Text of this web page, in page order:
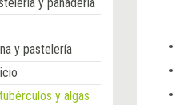
y pastelería
y algas